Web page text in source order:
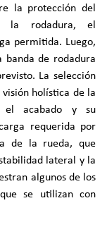
la protección del
la rodadura, el
permitida. Luego,
banda de rodadura
La selección
holística de la
el acabado y su
requerida por
de la rueda, que
lateral y la
algunos de los
se utilizan con